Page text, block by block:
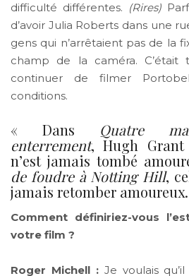
difficulté différentes. (Rires)
d’avoir Julia Roberts dans une
gens qui n’arrêtaient pas de la
champ de la caméra.
continuer de filmer
conditions.
« Dans Quatre
enterrement, Hugh
n’est jamais tombé
de foudre à Notting Hill,
jamais retomber
Comment définiriez-vous
votre film ?
Roger Michell :Je voulais